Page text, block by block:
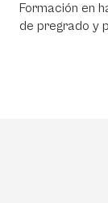
Formación en
de pregrado y